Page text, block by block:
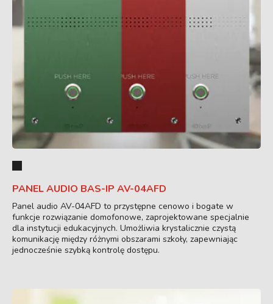
PANEL AUDIO BAS-IP AV-04AFD
Panel audio AV-04AFD to przystępne cenowo i bogate w
funkcje rozwiązanie domofonowe, zaprojektowane specjalnie
dla instytucji edukacyjnych. Umożliwia krystalicznie czystą
komunikację między różnymi obszarami szkoły, zapewniając
jednocześnie szybką kontrolę dostępu.